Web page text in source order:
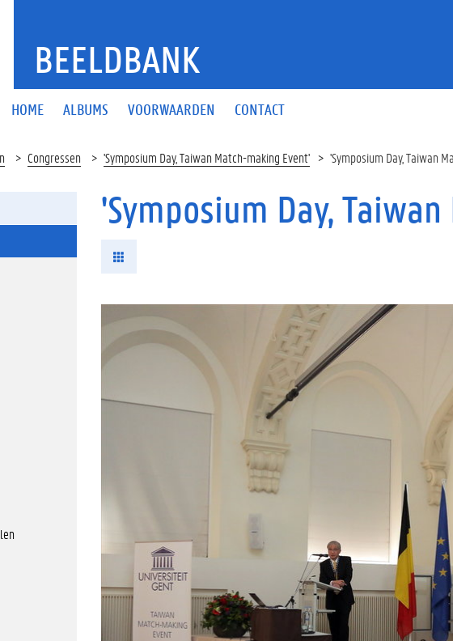
BEELDBANK
HOME ALBUMS VOORWAARDEN CONTACT
Congressen 'Symposium Day, Taiwan Match-making Event' 'Symposium Day, Taiwan
'Symposium Day,